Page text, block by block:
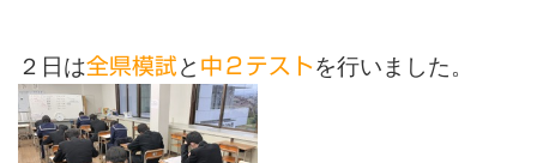
２日は全県模試 と 中２テストを行いました。